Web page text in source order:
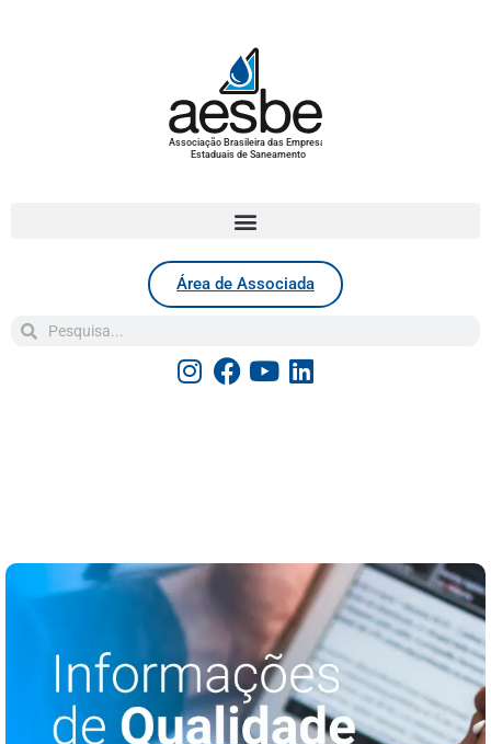
Associação Brasileira das Empresas
Estaduais de Saneamento
Área de Associada